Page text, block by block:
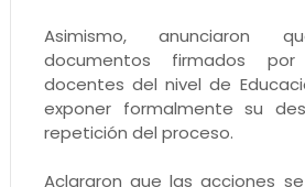
Asimismo, anunciaron
documentos firmados
docentes del nivel de
exponer formalmente su
repetición del proceso.
Aclararon que las acciones